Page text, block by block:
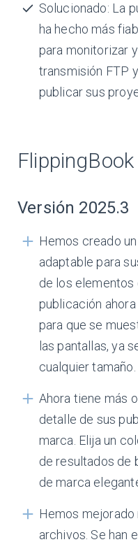
Solucionado: La
ha hecho más
para monitorizar
transmisión FTP
publicar sus
Versión 2025.3
Hemos creado
adaptable para
de los elementos
publicación
para que se
las pantallas, ya
cualquier tamaño.
Ahora tiene más
detalle de sus
marca. Elija un
de resultados de
de marca
Hemos
archivos. Se han